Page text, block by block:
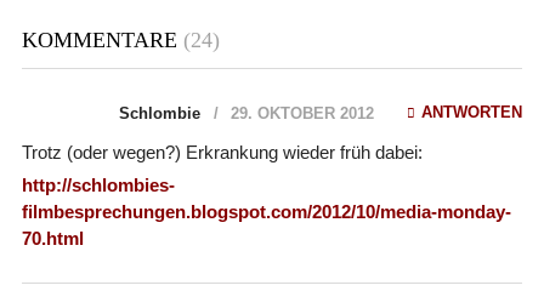
KOMMENTARE (24)
Schlombie 29. OKTOBER 2012 ANTWORTEN
Trotz (oder wegen?) Erkrankung wieder früh dabei:
http://schlombies-
filmbesprechungen.blogspot.com/2012/10/media-monday-
70.html